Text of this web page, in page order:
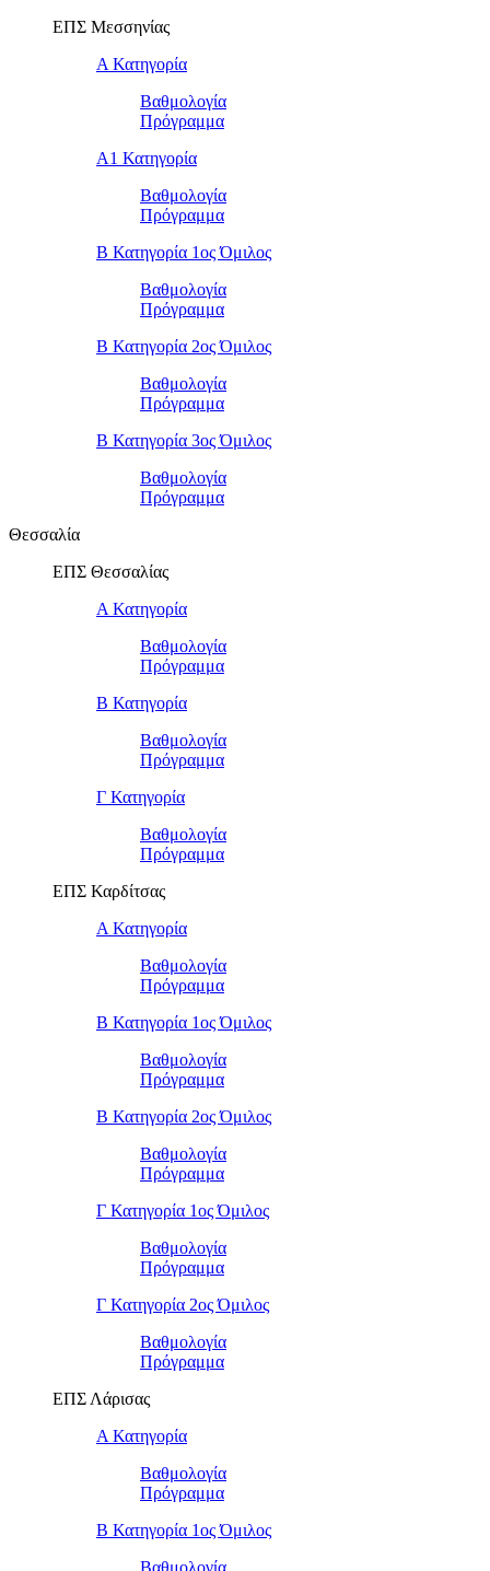
ΕΠΣ Μεσσηνίας
Α Κατηγορία
Βαθμολογία
Πρόγραμμα
Α1 Κατηγορία
Βαθμολογία
Πρόγραμμα
Β Κατηγορία 1ος Όμιλος
Βαθμολογία
Πρόγραμμα
Β Κατηγορία 2ος Όμιλος
Βαθμολογία
Πρόγραμμα
Β Κατηγορία 3ος Όμιλος
Βαθμολογία
Πρόγραμμα
Θεσσαλία
ΕΠΣ Θεσσαλίας
Α Κατηγορία
Βαθμολογία
Πρόγραμμα
Β Κατηγορία
Βαθμολογία
Πρόγραμμα
Γ Κατηγορία
Βαθμολογία
Πρόγραμμα
ΕΠΣ Καρδίτσας
Α Κατηγορία
Βαθμολογία
Πρόγραμμα
Β Κατηγορία 1ος Όμιλος
Βαθμολογία
Πρόγραμμα
Β Κατηγορία 2ος Όμιλος
Βαθμολογία
Πρόγραμμα
Γ Κατηγορία 1ος Όμιλος
Βαθμολογία
Πρόγραμμα
Γ Κατηγορία 2ος Όμιλος
Βαθμολογία
Πρόγραμμα
ΕΠΣ Λάρισας
Α Κατηγορία
Βαθμολογία
Πρόγραμμα
Β Κατηγορία 1ος Όμιλος
Βαθμολογία